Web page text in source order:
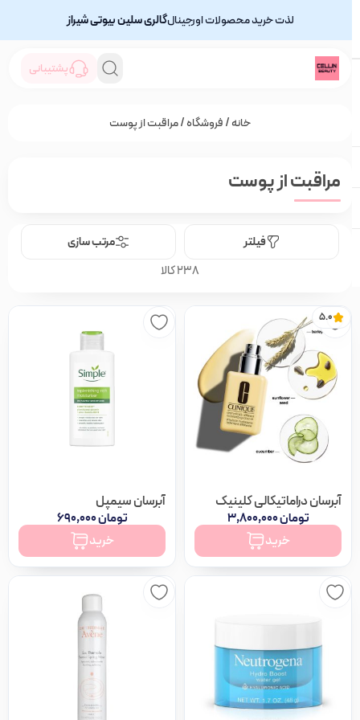
لذت خرید محصولات اورجینالگالری سلین بیوتی شیراز
پشتیبانی
خانه/فروشگاه/ مراقبت از پوست
مراقبت از پوست
فیلتر
مرتب سازی
238 کالا
مرتب سازی بر اساس
پیشفرض
محبوبیت
امتیاز
5.0
آبرسان دراماتیکالی کلینیک
تومان۳,۸۰۰,۰۰۰
موجود در انبار
آبرسان دراماتیکالی کلینیک عدد
خرید
آبرسان سیمپل
تومان۶۹۰,۰۰۰
موجود در انبار
آبرسان سیمپل عدد
خرید